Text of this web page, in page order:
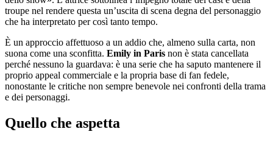
troupe nel rendere questa un’uscita di scena degna del personaggio
che ha interpretato per così tanto tempo.
È un approccio affettuoso a un addio che, almeno sulla carta, non
suona come una sconfitta. Emily in Paris non è stata cancellata
perché nessuno la guardava: è una serie che ha saputo mantenere il
proprio appeal commerciale e la propria base di fan fedele,
nonostante le critiche non sempre benevole nei confronti della trama
e dei personaggi.
Quello che aspetta